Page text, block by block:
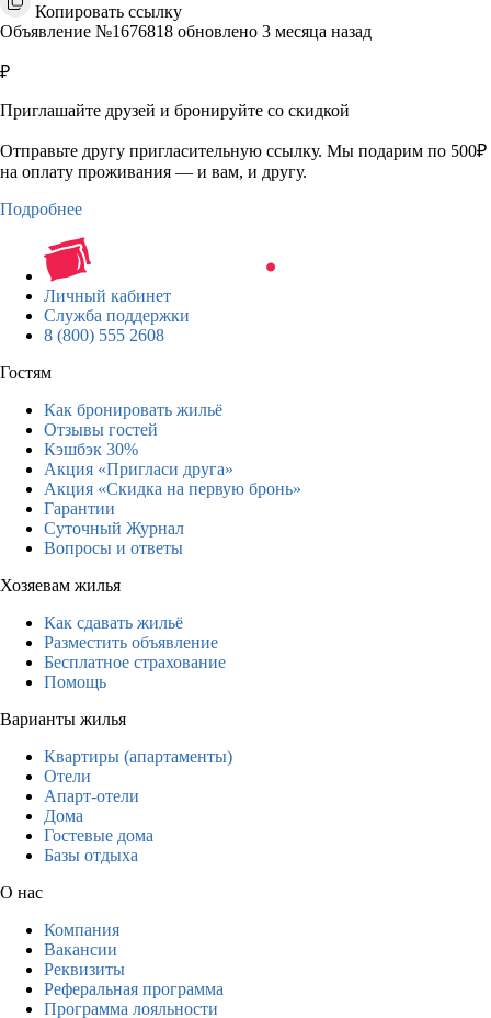
Копировать ссылку
Объявление №1676818 обновлено 3 месяца назад
₽
Приглашайте друзей и бронируйте со скидкой
Отправьте другу пригласительную ссылку. Мы подарим по 500₽
на оплату проживания — и вам, и другу.
Подробнее
Личный кабинет
Служба поддержки
8 (800) 555 2608
Гостям
Как бронировать жильё
Отзывы гостей
Кэшбэк 30%
Акция «Пригласи друга»
Акция «Скидка на первую бронь»
Гарантии
Суточный Журнал
Вопросы и ответы
Хозяевам жилья
Как сдавать жильё
Разместить объявление
Бесплатное страхование
Помощь
Варианты жилья
Квартиры (апартаменты)
Отели
Апарт-отели
Дома
Гостевые дома
Базы отдыха
О нас
Компания
Вакансии
Реквизиты
Реферальная программа
Программа лояльности